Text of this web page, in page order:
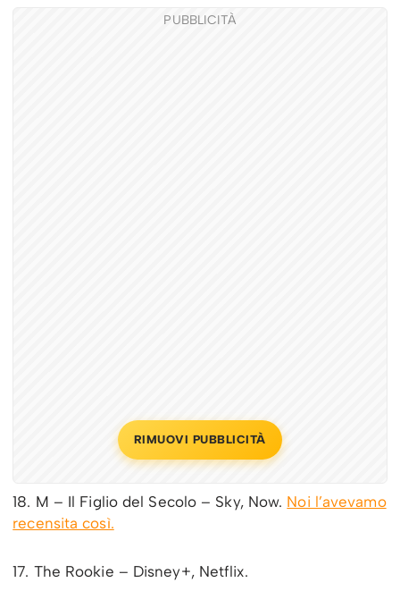
PUBBLICITÀ
RIMUOVI PUBBLICITÀ
18. M – Il Figlio del Secolo – Sky, Now. Noi l’avevamo
recensita così.
17. The Rookie – Disney+, Netflix.